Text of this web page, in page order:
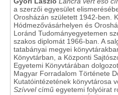
a szerzői egyesület
Orosházán született 1942-ben.
Hódmezővásárhelyen és
Loránd Tudományegyetemen
szakos diplomát 1966-ban. A
tatabányai megyei
Könyvtárban, a Központi
Egyetemi Könyvtárában
Magyar Forradalom Története
Kutatóintézetének könyvtárosa
Szívvelcímű egyetemi folyóirat